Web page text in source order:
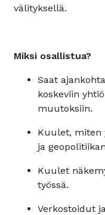
välityksellä.
Miksi osallistua?
Saat
koskeviin
muutoksiin.
Kuulet, miten
ja
Kuulet
työssä.
Verkostoidut